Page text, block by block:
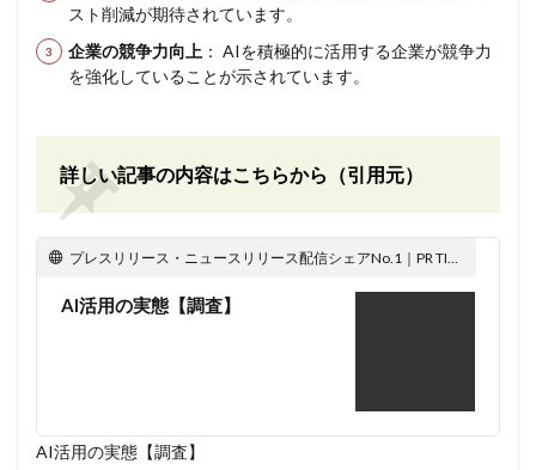
スト削減が期待されています。
企業の競争力向上 ： AIを積極的に活用する企業が競争力
を強化していることが示されています。
詳しい記事の内容はこちらから（引用元）
プレスリリース・ニュースリリース配信シェアNo.1｜PR TIMES
AI活用の実態【調査】
AI活用の実態【調査】